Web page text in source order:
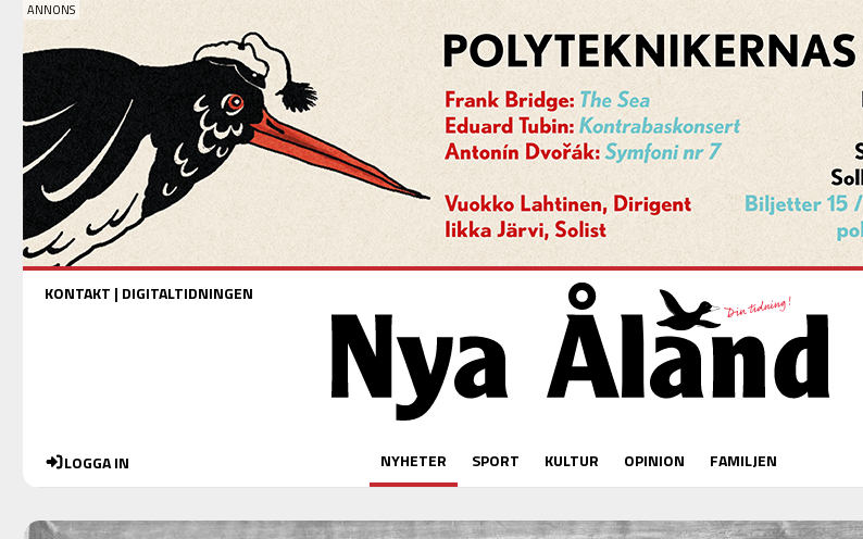
KONTAKT | DIGITALTIDNINGEN
LOGGA IN NYHETER SPORT KULTUR OPINION FAMILJEN